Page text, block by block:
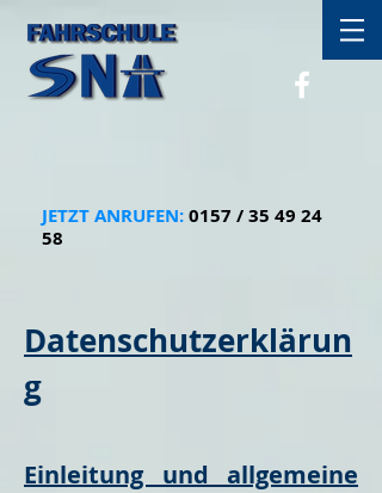
JETZT ANRUFEN:0157 /35 49 24
58
Datenschutzerklärun
g
Einleitung und allgemeine